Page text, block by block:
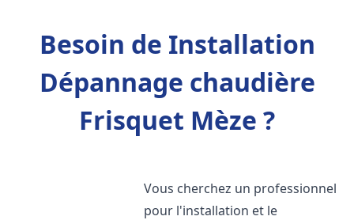
Besoin de Installation
Dépannage chaudière
Frisquet Mèze ?
Vous cherchez un professionnel
pour l'installation et le